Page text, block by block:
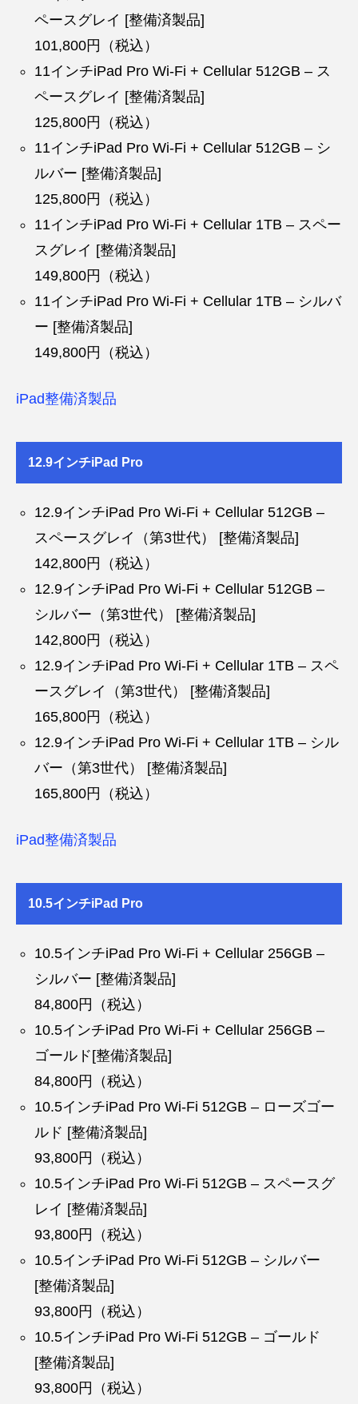
ペースグレイ [整備済製品]
101,800円（税込）
11インチiPad Pro Wi-Fi + Cellular 512GB – ス
ペースグレイ [整備済製品]
125,800円（税込）
11インチiPad Pro Wi-Fi + Cellular 512GB – シ
ルバー [整備済製品]
125,800円（税込）
11インチiPad Pro Wi-Fi + Cellular 1TB – スペー
スグレイ [整備済製品]
149,800円（税込）
11インチiPad Pro Wi-Fi + Cellular 1TB – シルバ
ー [整備済製品]
149,800円（税込）
iPad整備済製品
12.9インチiPad Pro
12.9インチiPad Pro Wi-Fi + Cellular 512GB –
スペースグレイ（第3世代） [整備済製品]
142,800円（税込）
12.9インチiPad Pro Wi-Fi + Cellular 512GB –
シルバー（第3世代） [整備済製品]
142,800円（税込）
12.9インチiPad Pro Wi-Fi + Cellular 1TB – スペ
ースグレイ（第3世代） [整備済製品]
165,800円（税込）
12.9インチiPad Pro Wi-Fi + Cellular 1TB – シル
バー（第3世代） [整備済製品]
165,800円（税込）
iPad整備済製品
10.5インチiPad Pro
10.5インチiPad Pro Wi-Fi + Cellular 256GB –
シルバー [整備済製品]
84,800円（税込）
10.5インチiPad Pro Wi-Fi + Cellular 256GB –
ゴールド[整備済製品]
84,800円（税込）
10.5インチiPad Pro Wi-Fi 512GB – ローズゴー
ルド [整備済製品]
93,800円（税込）
10.5インチiPad Pro Wi-Fi 512GB – スペースグ
レイ [整備済製品]
93,800円（税込）
10.5インチiPad Pro Wi-Fi 512GB – シルバー
[整備済製品]
93,800円（税込）
10.5インチiPad Pro Wi-Fi 512GB – ゴールド
[整備済製品]
93,800円（税込）